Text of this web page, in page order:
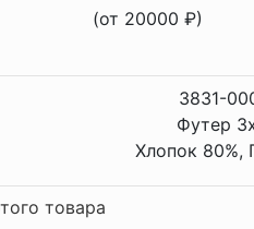
(от 20000 ₽)
3831-
Футер
Хлопок 80%,
товара